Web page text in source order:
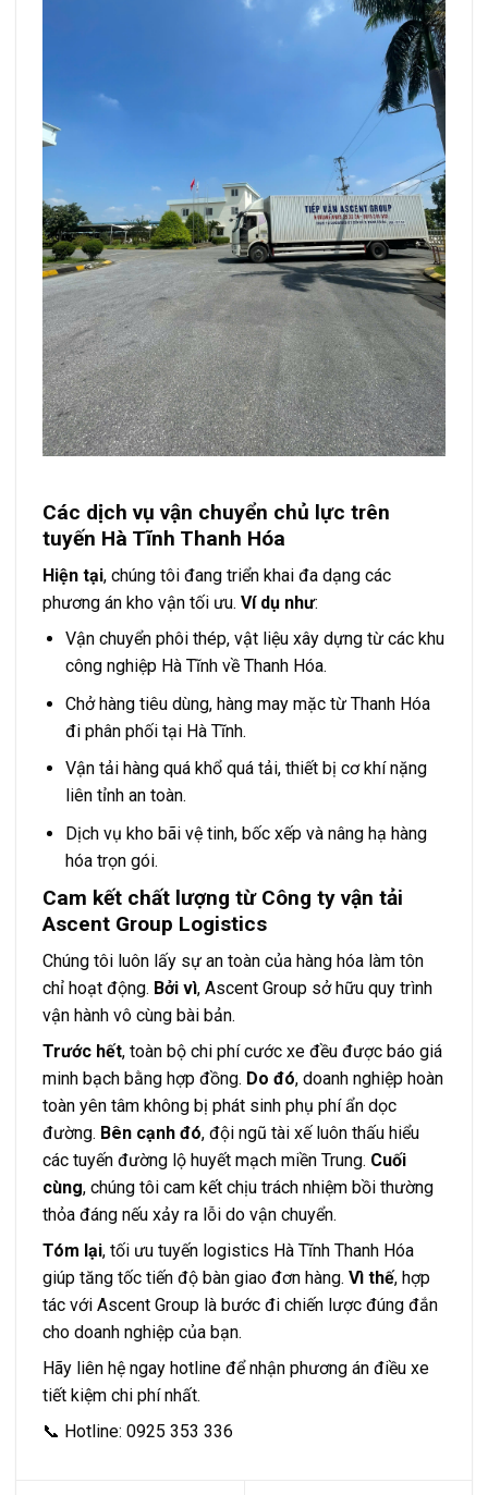
Các dịch vụ vận chuyển chủ lực trên
tuyến Hà Tĩnh Thanh Hóa
Hiện tại, chúng tôi đang triển khai đa dạng các
phương án kho vận tối ưu. Ví dụ như:
Vận chuyển phôi thép, vật liệu xây dựng từ các khu
công nghiệp Hà Tĩnh về Thanh Hóa.
Chở hàng tiêu dùng, hàng may mặc từ Thanh Hóa
đi phân phối tại Hà Tĩnh.
Vận tải hàng quá khổ quá tải, thiết bị cơ khí nặng
liên tỉnh an toàn.
Dịch vụ kho bãi vệ tinh, bốc xếp và nâng hạ hàng
hóa trọn gói.
Cam kết chất lượng từ Công ty vận tải
Ascent Group Logistics
Chúng tôi luôn lấy sự an toàn của hàng hóa làm tôn
chỉ hoạt động. Bởi vì, Ascent Group sở hữu quy trình
vận hành vô cùng bài bản.
Trước hết, toàn bộ chi phí cước xe đều được báo giá
minh bạch bằng hợp đồng. Do đó, doanh nghiệp hoàn
toàn yên tâm không bị phát sinh phụ phí ẩn dọc
đường. Bên cạnh đó, đội ngũ tài xế luôn thấu hiểu
các tuyến đường lộ huyết mạch miền Trung. Cuối
cùng, chúng tôi cam kết chịu trách nhiệm bồi thường
thỏa đáng nếu xảy ra lỗi do vận chuyển.
Tóm lại, tối ưu tuyến logistics Hà Tĩnh Thanh Hóa
giúp tăng tốc tiến độ bàn giao đơn hàng. Vì thế, hợp
tác với Ascent Group là bước đi chiến lược đúng đắn
cho doanh nghiệp của bạn.
Hãy liên hệ ngay hotline để nhận phương án điều xe
tiết kiệm chi phí nhất.
📞 Hotline: 0925 353 336